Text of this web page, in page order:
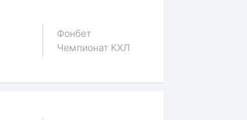
Фонбет
Чемпионат КХЛ